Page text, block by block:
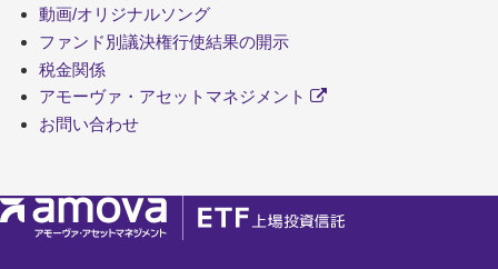
動画/オリジナルソング
ファンド別議決権行使結果の開示
税金関係
アモーヴァ・アセットマネジメント
お問い合わせ